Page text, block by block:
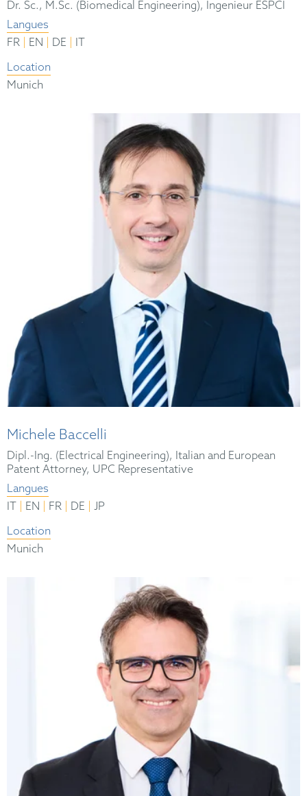
Dr. Sc., M.Sc. (Biomedical Engineering), Ingenieur ESPCI
Langues
FR
EN DE
IT
Location
Munich
Michele Baccelli
Dipl.-Ing. (Electrical Engineering), Italian and European
Patent Attorney, UPC Representative
Langues
IT
EN FR DE
JP
Location
Munich